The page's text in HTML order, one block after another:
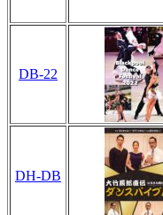
DB-22
DH-DB